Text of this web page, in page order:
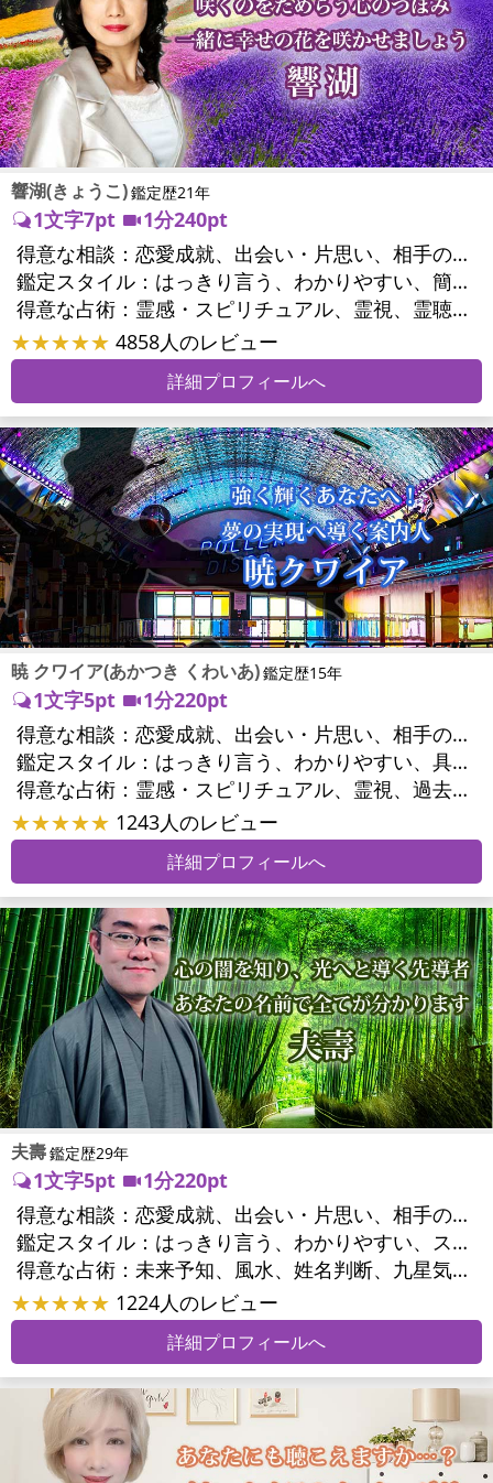
響湖(きょうこ)鑑定歴21年
1文字7pt
1分240pt
得意な相談：
恋愛成就、出会い・片思い、相手の気持ち、相性、結婚、男心・女心、二人の今後、複雑な恋愛、三角関係、不倫、復縁、離婚、同性愛・LGBT、人間関係、職場の人間関係、対人関係、仕事運、適職、転職、進路、就職、人生全般、使命、経営相談、人事、開業、夢、目標、ビジネスチャンス、パワーハラスメント、セクシャルハラスメント、家族関係、夫婦関係、家庭問題、夫婦問題、親族問題、育児・子育て、シングルマザー、ドメスティックバイオレンス、相続関係、美容、精神問題、心の問題、うつ、トラウマ、ストレス、いじめ、人生相談、霊的問題、守護霊様、前世、夢診断、ペットの気持ち、ペットへのヒーリング、パワーストーン選択、引越し・転居、方位、開運指導、健康運、金運、ご近所問題、縁切り
鑑定スタイル：
はっきり言う、わかりやすい、簡潔、的確、納得感、情報量が多い、友達のように相談できる、聞き上手、じっくり聞いてくれる、深く濃厚、実力派
得意な占術：
霊感・スピリチュアル、霊視、霊聴、透視、過去視、前世・来世、波動修正、オーラ、エネルギー調整、チャクラ、ペットの気持ち、タロット、オラクルカード、算命学、風水、姓名判断、九星気学、四柱推命、数秘術、夢診断、人相(顔相)、ダウジング、ルーン、パワーストーン、水晶、ヒーリング、レイキ、カウンセリング、オリジナル占術
★★★★★ 4858人のレビュー
詳細プロフィールへ
暁 クワイア(あかつき くわいあ)鑑定歴15年
1文字5pt
1分220pt
得意な相談：
恋愛成就、出会い・片思い、相手の気持ち、相性、結婚、男心・女心、二人の今後、複雑な恋愛、三角関係、略奪愛、浮気、不倫、離婚、人間関係、職場の人間関係、対人関係、仕事運、適職、天職、転職、進路、就職、人生全般、使命、人事、開業、廃業、夢、目標、ビジネスチャンス、ビジネスパートナー、家族関係、夫婦関係、家庭問題、夫婦問題、精神問題、ストレス、人生相談、ご先祖様、守護霊様、お墓参り、魂の本質、前世、来世、ペットの気持ち、引越し・転居、方位、健康運、金運
鑑定スタイル：
はっきり言う、わかりやすい、具体的、納得感、情報量が多い、友達のように相談できる、聞き上手、とても話しやすい、じっくり聞いてくれる、愛にあふれ温かい、勇気をくれる、前向き・元気になれる、実力派
得意な占術：
霊感・スピリチュアル、霊視、過去視、前世・来世、オーラ、ソウルメイト、ペットの気持ち、タロット、オラクルカード、姓名判断、四柱推命、占星術、数秘術、カラー診断、陰陽五行、人相(顔相)、カウンセリング、オリジナル占術
★★★★★ 1243人のレビュー
詳細プロフィールへ
夫壽鑑定歴29年
1文字5pt
1分220pt
得意な相談：
恋愛成就、出会い・片思い、相手の気持ち、相性、縁結び、結婚、男心・女心、二人の今後、複雑な恋愛、三角関係、略奪愛、浮気、不倫、復活愛、復縁、離婚、同性愛・LGBT、人間関係、職場の人間関係、対人関係、仕事運、適職、転職、進路、人生全般、人事、開業、廃業、目標、家族関係、夫婦関係、家庭問題、夫婦問題、親族問題、育児・子育て、シングルマザー、引越し・転居、方位、開運指導、健康運、金運
鑑定スタイル：
はっきり言う、わかりやすい、スピード鑑定、簡潔、具体的、的確、納得感、情報量が多い、友達のように相談できる、聞き上手、とても話しやすい、じっくり聞いてくれる、愛にあふれ温かい、深く濃厚、勇気をくれる、前向き・元気になれる、実力派
得意な占術：
未来予知、風水、姓名判断、九星気学、占星術、数秘術、陰陽五行、手相、カウンセリング、オリジナル占術
★★★★★ 1224人のレビュー
詳細プロフィールへ